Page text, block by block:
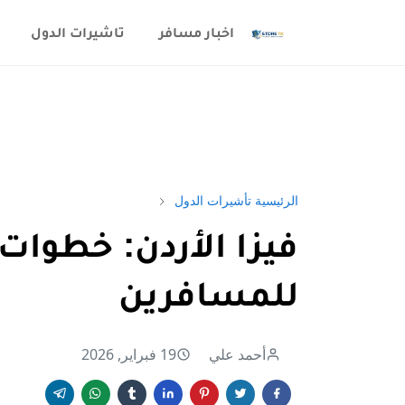
اخبار مسافر تاشيرات الدول
الرئيسية تأشيرات الدول
فيزا الأردن:
للمسافرين
أحمد علي 19 فبراير, 2026